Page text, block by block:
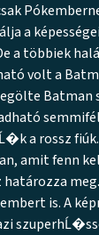
a
a többiek
volt a
Batman
a rossz
amit fenn
is. A